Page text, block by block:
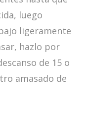
luego
ligeramente
hazlo por
de 15 o
amasado de